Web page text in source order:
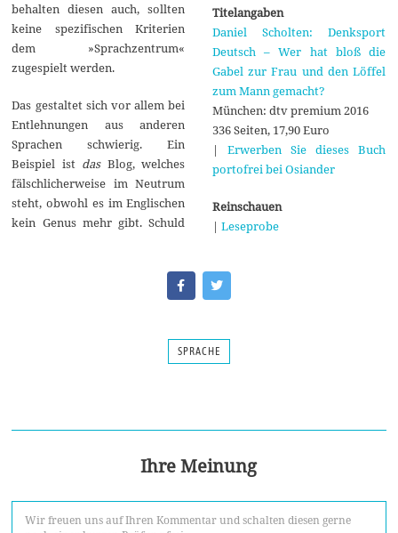
behalten diesen auch, sollten
keine spezifischen Kriterien
dem »Sprachzentrum«
zugespielt werden.
Das gestaltet sich vor allem bei
Entlehnungen aus anderen
Sprachen schwierig. Ein
Beispiel ist dasBlog, welches
fälschlicherweise im Neutrum
steht, obwohl es im Englischen
kein Genus mehr gibt. Schuld
Titelangaben
Daniel Scholten: Denksport
Deutsch – Wer hat bloß die
Gabel zur Frau und den Löffel
zum Mann gemacht?
München: dtv premium 2016
336 Seiten, 17,90 Euro
| Erwerben Sie dieses Buch
portofrei bei Osiander
Reinschauen
| Leseprobe
SPRACHE
Ihre Meinung